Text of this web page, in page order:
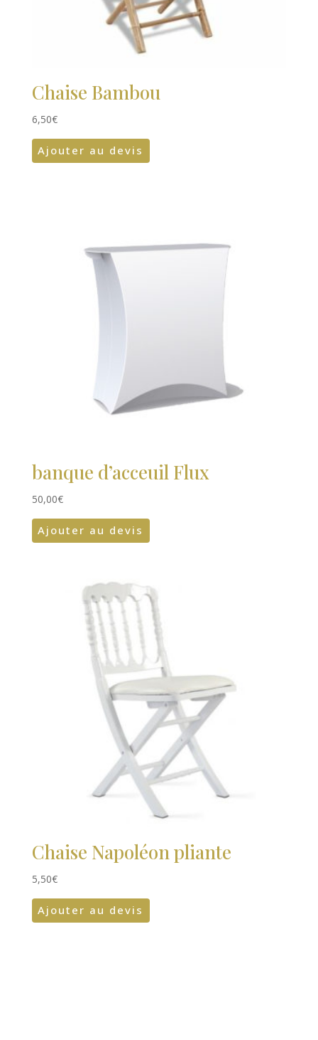
Chaise Bambou
6,50€
Ajouter au devis
banque d’acceuil Flux
50,00€
Ajouter au devis
Chaise Napoléon pliante
5,50€
Ajouter au devis